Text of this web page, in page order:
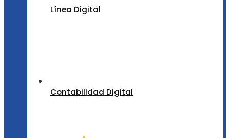
Línea Digital
Contabilidad Digital